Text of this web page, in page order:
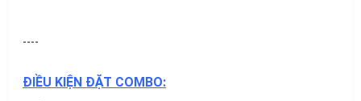
----
ĐIỀU KIỆN ĐẶT COMBO: